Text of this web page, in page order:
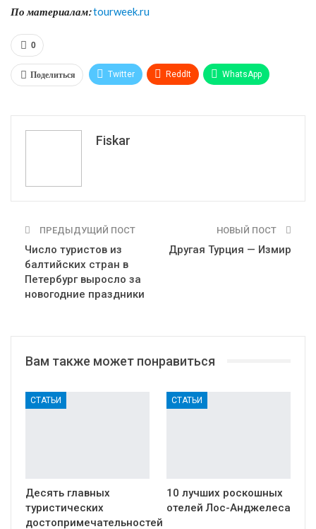
По материалам:tourweek.ru
0
Поделиться Twitter ReddIt WhatsApp
Fiskar
ПРЕДЫДУЩИЙ ПОСТ
Число туристов из
балтийских стран в
Петербург выросло за
новогодние праздники
НОВЫЙ ПОСТ
Другая Турция — Измир
Вам также может понравиться
СТАТЬИ
Десять главных
туристических
достопримечательностей
СТАТЬИ
10 лучших роскошных
отелей Лос-Анджелеса